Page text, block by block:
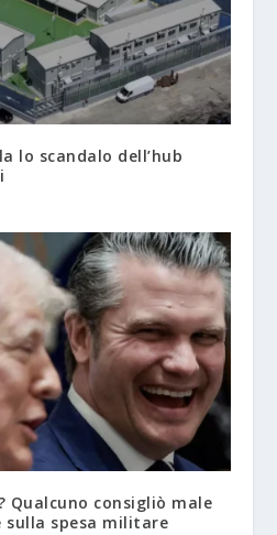
lo scandalo dell’hub
Qualcuno consigliò male
sulla spesa militare